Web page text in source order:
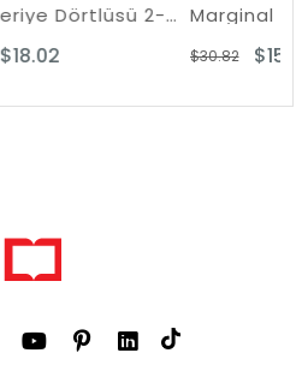
İskenderiye Dörtlüsü 2-Balthazar
$15.41